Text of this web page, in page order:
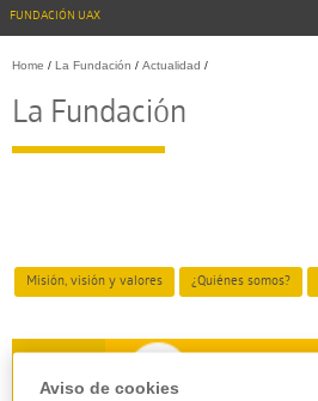
FUNDACIÓN UAX
Home / La Fundación / Actualidad /
La Fundación
Misión, visión y valores ¿Quiénes somos?
Aviso de cookies